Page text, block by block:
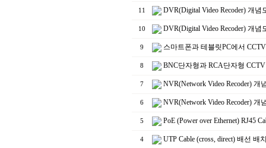
11 DVR(Digital Video Recoder) 개
10 DVR(Digital Video Recoder) 개
9 스마트폰과 테블릿PC에서
8 BNC단자형과 RCA단자형
7 NVR(Network Video Recoder)
6 NVR(Network Video Recoder)
5 PoE (Power over Ethernet)
4 UTP Cable (cross, direct) 배선